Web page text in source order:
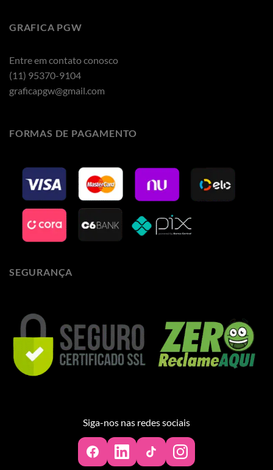
GRAFICA PGW
Entre em contato conosco
(11) 95370-9104
graficapgw@gmail.com
FORMAS DE PAGAMENTO
SEGURANÇA
Siga-nos nas redes sociais